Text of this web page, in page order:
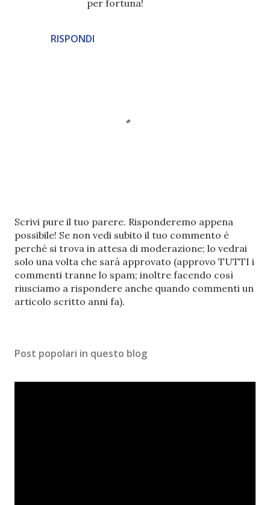
RISPONDI
per fortuna!
P
o
s
t
a
u
n
m
n
Scrivi pure il tuo parere. Risponderemo appena
possibile! Se non vedi subito il tuo commento è
perché si trova in attesa di moderazione; lo vedrai
solo una volta che sarà approvato (approvo TUTTI i
commenti tranne lo spam; inoltre facendo così
riusciamo a rispondere anche quando commenti un
articolo scritto anni fa).
Post popolari in questo blog